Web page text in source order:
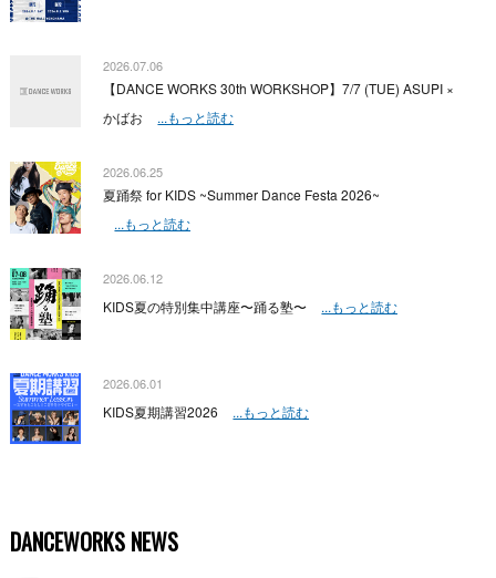
2026.07.06
【DANCE WORKS 30th WORKSHOP】7/7 (TUE) ASUPI ×
かばお
...もっと読む
2026.06.25
夏踊祭 for KIDS ~Summer Dance Festa 2026~
...もっと読む
2026.06.12
KIDS夏の特別集中講座〜踊る塾〜 ...もっと読む
2026.06.01
KIDS夏期講習2026 ...もっと読む
DANCEWORKS NEWS